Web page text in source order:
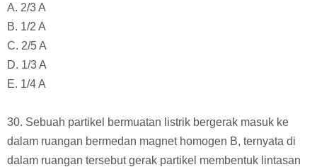
A. 2/3 A
B. 1/2 A
C. 2/5 A
D. 1/3 A
E. 1/4 A
30. Sebuah partikel bermuatan listrik bergerak masuk ke
dalam ruangan bermedan magnet homogen B, ternyata di
dalam ruangan tersebut gerak partikel membentuk lintasan